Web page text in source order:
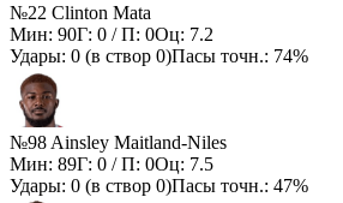
№22 Clinton Mata
Мин: 90Г: 0 / П: 0Оц: 7.2
Удары: 0 (в створ 0)Пасы точн.: 74%
№98 Ainsley Maitland-Niles
Мин: 89Г: 0 / П: 0Оц: 7.5
Удары: 0 (в створ 0)Пасы точн.: 47%